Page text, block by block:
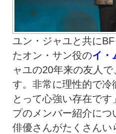
ユン・ジャユと共に
たオン・サン役のイ・
ャユの20年来の友人
す。非常に理性的で冷
とって心強い存在で
プのメンバー紹介につ
俳優さんがたくさんい